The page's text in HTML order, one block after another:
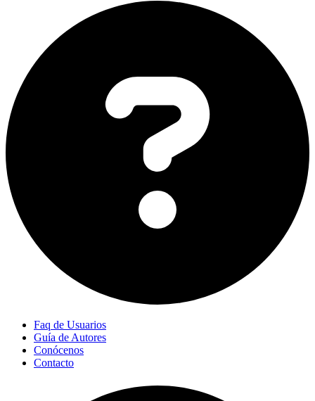
Faq de Usuarios
Guía de Autores
Conócenos
Contacto